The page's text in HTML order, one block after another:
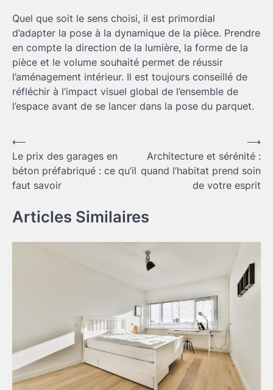
Quel que soit le sens choisi, il est primordial
d’adapter la pose à la dynamique de la pièce. Prendre
en compte la direction de la lumière, la forme de la
pièce et le volume souhaité permet de réussir
l’aménagement intérieur. Il est toujours conseillé de
réfléchir à l’impact visuel global de l’ensemble de
l’espace avant de se lancer dans la pose du parquet.
Navigation
de
l’article
⟵
Le prix des garages en
béton préfabriqué : ce qu’il
faut savoir
Architecture et sérénité :
quand l’habitat prend soin
de votre esprit
⟶
Articles Similaires